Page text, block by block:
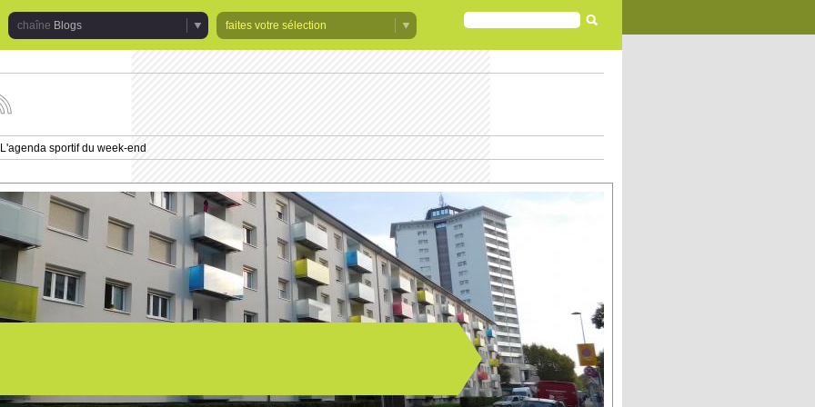
Blogs
faites votre sélection
FORMULAIRE
DE
RECHERCHE
L'agenda sportif du week-end